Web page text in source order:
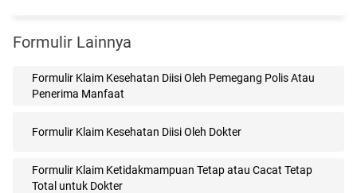
Formulir Lainnya
Formulir Klaim Kesehatan Diisi Oleh Pemegang Polis Atau
Penerima Manfaat
Formulir Klaim Kesehatan Diisi Oleh Dokter
Formulir Klaim Ketidakmampuan Tetap atau Cacat Tetap
Total untuk Dokter